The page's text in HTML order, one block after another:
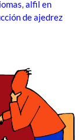
,alfil en
de ajedrez